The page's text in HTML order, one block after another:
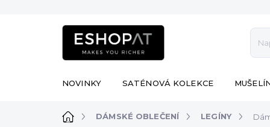
NOVINKY SATÉNOVÁ KOLEKCE
DomůDÁMSKÉ OBLEČENÍ LEGÍNY